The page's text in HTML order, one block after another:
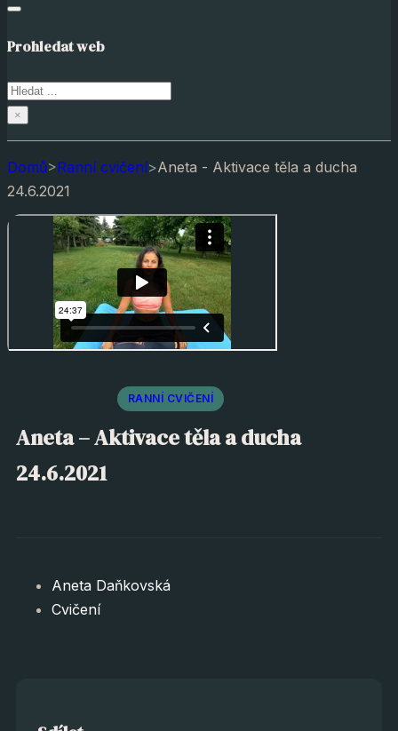
Prohledat web
Hledat
×
Domů>Ranní cvičení>Aneta - Aktivace těla a ducha
24.6.2021
RANNÍ CVIČENÍ
Aneta – Aktivace těla a ducha
24.6.2021
Aneta Daňkovská
Cvičení